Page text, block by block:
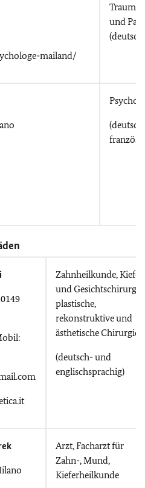
mailand/
und
Zahnheilkunde,
und Gesichtschirurgie,
plastische,
rekonstruktive und
ästhetische Chirurgie
(deutsch- und
englischsprachig)
Arzt, Facharzt für
Zahn-, Mund,
Kieferheilkunde